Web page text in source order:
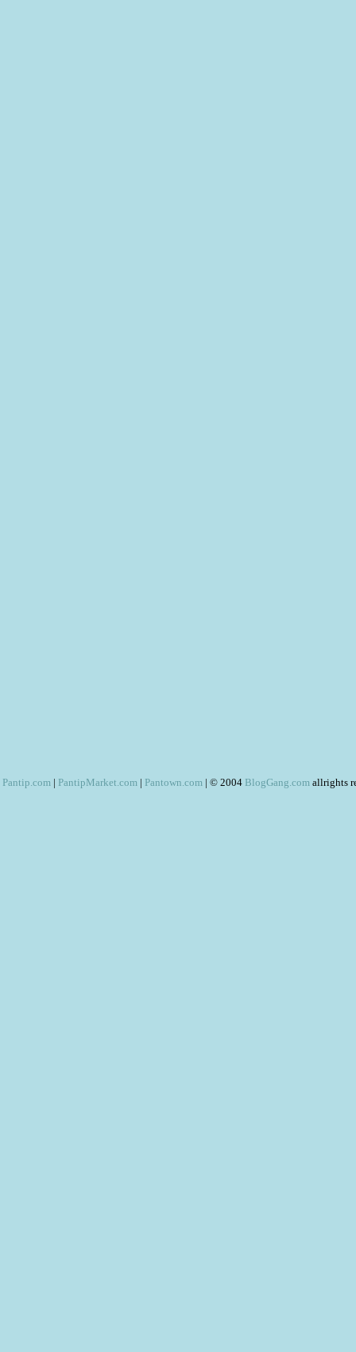
Pantip.com | PantipMarket.com | Pantown.com | © 2004 BlogGang.com allrights